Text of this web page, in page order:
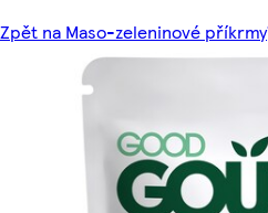
Zpět na Maso-zeleninové příkrmy